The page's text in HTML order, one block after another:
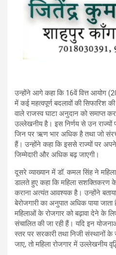
उन्होंने आगे कहा कि 16वें वित्त आयोग
में कई महत्वपूर्ण बदलावों की सिफारिश
वाले राजस्व घाटा अनुदान को समाप्त
उल्लेखनीय है। इस निर्णय से उन राज्यों
जिन पर ऋण भार अधिक है तथा जो
हैं। उन्होंने कहा कि इससे राज्यों पर अपने
जिम्मेदारी और अधिक बढ़ जाएगी।
दूसरे व्याख्यान में डॉ. कमल सिंह ने
डालते हुए कहा कि महिला सशक्तिकरण
कराना अत्यंत आवश्यक है। उन्होंने
बेरोजगारी का अनुपात अधिक पाया जाता
महिलाओं के रोजगार को बढ़ावा देने के लिए
संचालित की जा रही हैं। यदि इन
स्तर पर सरकारी तथा निजी संस्थानों
जाए, तो महिला रोजगार में उल्लेखनीय